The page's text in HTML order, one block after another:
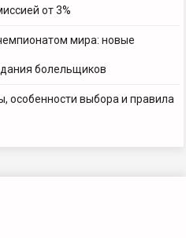
от 3%
мира: новые
болельщиков
особенности выбора и правила